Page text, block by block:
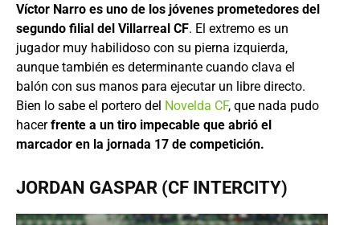
Víctor Narro es uno de los jóvenes prometedores del
segundo filial del Villarreal CF. El extremo es un
jugador muy habilidoso con su pierna izquierda,
aunque también es determinante cuando clava el
balón con sus manos para ejecutar un libre directo.
Bien lo sabe el portero del Novelda CF, que nada pudo
hacerfrente a un tiro impecable que abrió el
marcador en la jornada 17 de competición.
JORDAN GASPAR (CF INTERCITY)